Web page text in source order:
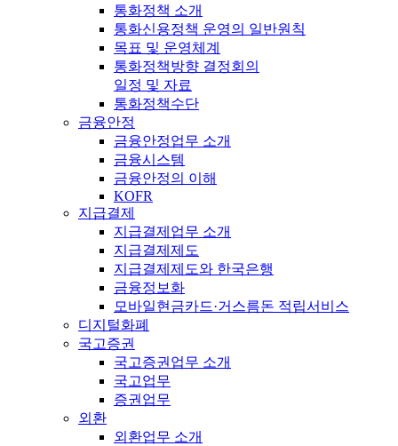
통화정책 소개
통화신용정책 운영의 일반원칙
목표 및 운영체계
통화정책방향 결정회의
일정 및 자료
통화정책수단
금융안정
금융안정업무 소개
금융시스템
금융안정의 이해
KOFR
지급결제
지급결제업무 소개
지급결제제도
지급결제제도와 한국은행
금융정보화
모바일현금카드·거스름돈 적립서비스
디지털화폐
국고증권
국고증권업무 소개
국고업무
증권업무
외환
외환업무 소개